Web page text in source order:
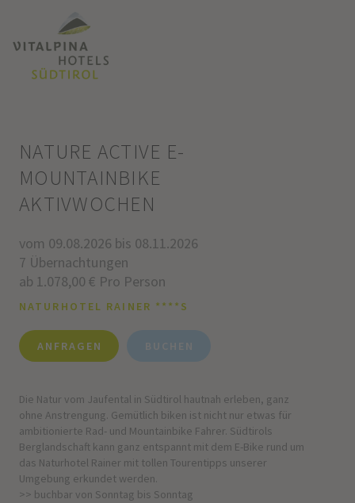
NATURE ACTIVE E-
MOUNTAINBIKE
AKTIVWOCHEN
vom 09.08.2026 bis 08.11.2026
7 Übernachtungen
ab 1.078,00 € Pro Person
NATURHOTEL RAINER ****S
ANFRAGEN BUCHEN
Die Natur vom Jaufental in Südtirol hautnah erleben, ganz
ohne Anstrengung. Gemütlich biken ist nicht nur etwas für
ambitionierte Rad- und Mountainbike Fahrer. Südtirols
Berglandschaft kann ganz entspannt mit dem E-Bike rund um
das Naturhotel Rainer mit tollen Tourentipps unserer
Umgebung erkundet werden.
>> buchbar von Sonntag bis Sonntag